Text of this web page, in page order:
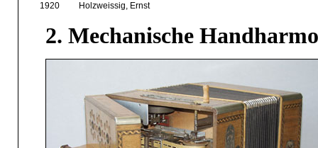
1920
Holzweissig, Ernst
2. Mechanische